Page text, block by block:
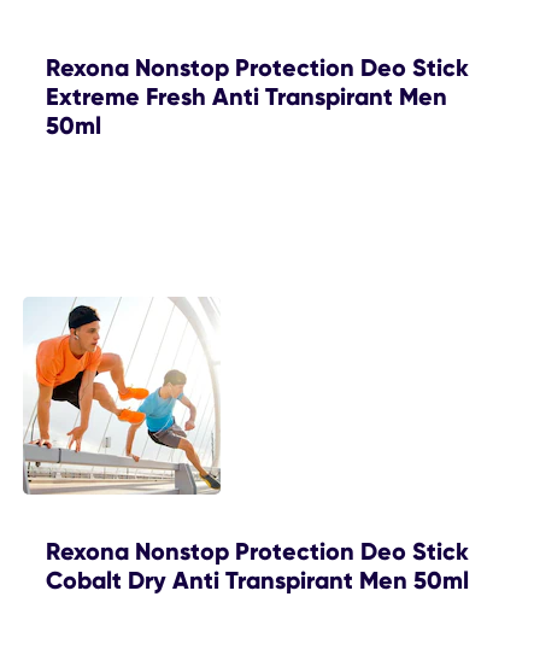
Rexona Nonstop Protection Deo Stick
Extreme Fresh Anti Transpirant Men
50ml
Rexona Nonstop Protection Deo Stick
Cobalt Dry Anti Transpirant Men 50ml